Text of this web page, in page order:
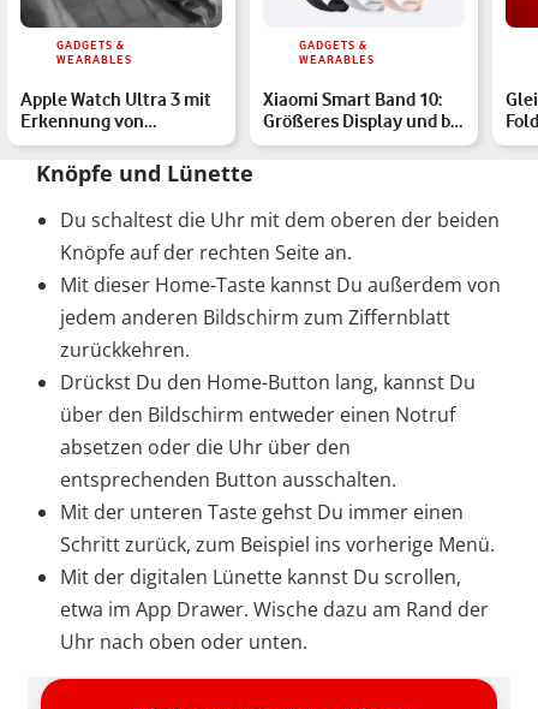
GADGETS &
WEARABLES
Apple Watch Ultra 3 mit
Erkennung von
Bluthochdruck: Alle
Infos
GADGETS &
WEARABLES
Xiaomi Smart Band 10:
Größeres Display und bis
zu 21 Tage Akkulau…
Knöpfe und Lünette
Du schaltest die Uhr mit dem oberen der beiden
Knöpfe auf der rechten Seite an.
Mit dieser Home-Taste kannst Du außerdem von
jedem anderen Bildschirm zum Ziffernblatt
zurückkehren.
Drückst Du den Home-Button lang, kannst Du
über den Bildschirm entweder einen Notruf
absetzen oder die Uhr über den
entsprechenden Button ausschalten.
Mit der unteren Taste gehst Du immer einen
Schritt zurück, zum Beispiel ins vorherige Menü.
Mit der digitalen Lünette kannst Du scrollen,
etwa im App Drawer. Wische dazu am Rand der
Uhr nach oben oder unten.